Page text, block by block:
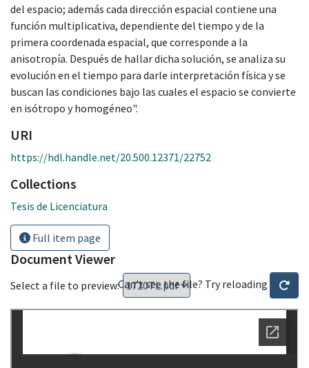
del espacio; además cada dirección espacial contiene una
función multiplicativa, dependiente del tiempo y de la
primera coordenada espacial, que corresponde a la
anisotropía. Después de hallar dicha solución, se analiza su
evolución en el tiempo para darle interpretación física y se
buscan las condiciones bajo las cuales el espacio se convierte
en isótropo y homogéneo".
URI
https://hdl.handle.net/20.500.12371/22752
Collections
Tesis de Licenciatura
Full item page
Document Viewer
Select a file to preview:Can't see the file? Try reloading